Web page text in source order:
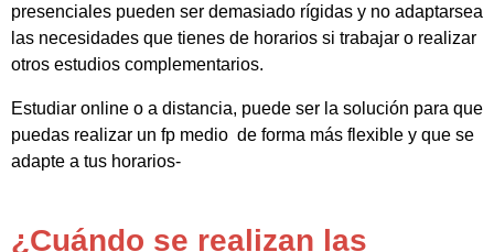
presenciales pueden ser demasiado rígidas y no adaptarsea
las necesidades que tienes de horarios si trabajar o realizar
otros estudios complementarios.
Estudiar online o a distancia, puede ser la solución para que
puedas realizar un fp medio de forma más flexible y que se
adapte a tus horarios-
¿Cuándo se realizan las